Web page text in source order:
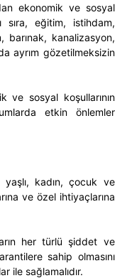
ekonomik ve sosyal
sıra, eğitim, istihdam,
kanalizasyon,
ayrım gözetilmeksizin
ve sosyal koşullarının
etkin önlemler
yaşlı, kadın, çocuk ve
ve özel ihtiyaçlarına
her türlü şiddet ve
sahip olmasını
ile sağlamalıdır.